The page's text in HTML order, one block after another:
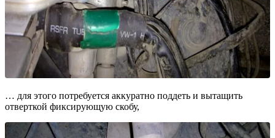
… для этого потребуется аккуратно поддеть и вытащить
отверткой фиксирующую скобу,